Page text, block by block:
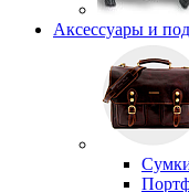
Аксессуары и